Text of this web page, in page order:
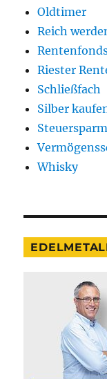
Oldtimer
Reich
Riester
Schließfach
Silber
Whisky